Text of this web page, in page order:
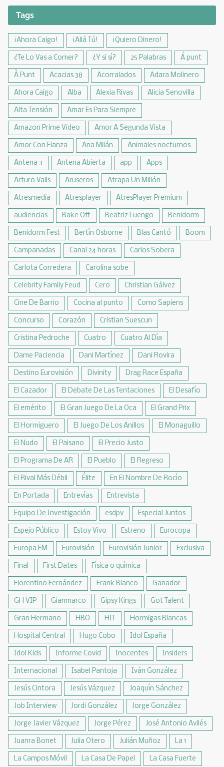
Tags
¡Ahora Caigo! ¡Allá Tú! ¡Quiero Dinero!
¿Te Lo Vas a Comer? ¿Y si sí? 25 Palabras Á punt
À Punt Acacias 38 Acorralados Adara Molinero
Ahora Caigo Alba Alexia Rivas Alicia Senovilla
Alta Tensión Amar Es Para Siempre
Amazon Prime Video Amor A Segunda Vista
Amor Con Fianza Ana Milán Animales nocturnos
Antena 3 Antena Abierta app Apps
Arturo Valls Aruseros Atrapa Un Millón
Atresmedia Atresplayer AtresPlayer Premium
audiencias Bake Off Beatriz Luengo Benidorm
Benidorm Fest Bertín Osborne Blas Cantó Boom
Campanadas Canal 24 horas Carlos Sobera
Carlota Corredera Carolina sobe
Celebrity Family Feud Cero Christian Gálvez
Cine De Barrio Cocina al punto Como Sapiens
Concurso Corazón Cristian Suescun
Cristina Pedroche Cuatro Cuatro Al Día
Dame Paciencia Dani Martínez Dani Rovira
Destino Eurovisión Divinity Drag Race España
El Cazador El Debate De Las Tentaciones El Desafío
El emérito El Gran Juego De La Oca El Grand Prix
El Hormiguero El Juego De Los Anillos El Monaguillo
El Nudo El Paisano El Precio Justo
El Programa De AR El Pueblo El Regreso
El Rival Más Débil Élite En El Nombre De Rocío
En Portada Entrevías Entrevista
Equipo De Investigación esdpv Especial Juntos
Espejo Público Estoy Vivo Estreno Eurocopa
Europa FM Eurovisión Eurovisión Junior Exclusiva
Final First Dates Física o química
Florentino Fernández Frank Blanco Ganador
GH VIP Gianmarco Gipsy Kings Got Talent
Gran Hermano HBO HIT Hormigas Blancas
Hospital Central Hugo Cobo Idol España
Idol Kids Informe Covid Inocentes Insiders
Internacional Isabel Pantoja Iván González
Jesús Cintora Jesús Vázquez Joaquín Sánchez
Job Interview Jordi González Jorge González
Jorge Javier Vázquez Jorge Pérez José Antonio Avilés
Juanra Bonet Julia Otero Julián Muñoz La 1
La Campos Móvil La Casa De Papel La Casa Fuerte